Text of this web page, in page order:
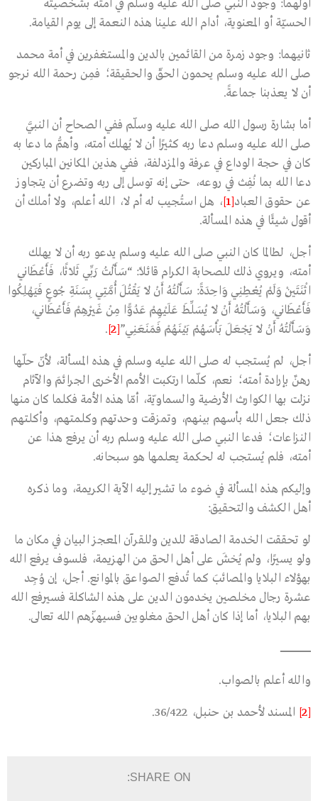
أولهما: وجود النبي صلى الله عليه وسلم في أمته بشخصيته
الحسيّة أو المعنوية، أدام الله علينا هذه النعمة إلى يوم القيامة.
ثانيهما: وجود زمرة من القائمين بالدين والمستغفرين في أمة محمد
صلى الله عليه وسلم يحمون الحقّ والحقيقة؛ فمِن رحمة الله نرجو
أن لا يعذبنا جماعةً.
أما بشارة رسول الله صلى الله عليه وسلّم ففي الصحاح أن النبيَّ
صلى الله عليه وسلم دعا ربه كثيرًا أن لا يُهلك أمته، وأهمُّ ما دعا به
كان في حجة الوداع في عرفة والمزدلفة، ففي هذين المكانين المباركين
دعا الله بما نُفِث في روعه، حتى إنه توسل إلى ربه وتضرع أن يتجاوز
عن حقوق العباد[1]
، هل استُجيب له أم لا، الله أعلم، ولا أملك أن
أقول شيئًا في هذه المسألة.
أجل، لطالما كان النبي صلى الله عليه وسلم يدعو ربه أن لا يهلك
أمته، ويروي ذلك للصحابة الكرام قائلًا: “سَأَلْتُ رَبِّي ثَلَاثًا، فَأَعْطَانِي
اثْنَتَيْنِ وَلَمْ يُعْطِنِي وَاحِدَةً: سَأَلْتُهُ أَنْ لَا يَقْتُلَ أُمَّتِي بِسَنَةِ جُوعٍ فَيَهْلِكُوا
فَأَعْطَانِي، وَسَأَلْتُهُ أَنْ لَا يُسَلِّطَ عَلَيْهِمْ عَدُوًّا مِنْ غَيْرِهِمْ فَأَعْطَانِي،
وَسَأَلْتُهُ أَنْ لَا يَجْعَلَ بَأْسَهُمْ بَيْنَهُمْ فَمَنَعَنِي”[2]
.
أجل، لم يُستجب له صلى الله عليه وسلم في هذه المسألة، لأنّ حلّها
رهنٌ بإرادة أمته؛ نعم، كلّما ارتكبت الأمم الأخرى الجرائمَ والآثام
نزلت بها الكوارث الأرضية والسماويّة، أمّا هذه الأمة فكلما كان منها
ذلك جعل الله بأسهم بينهم، وتمزقت وحدتهم وكلمتهم، وأكلتهم
النزاعات؛ فدعا النبي صلى الله عليه وسلم ربه أن يرفع هذا عن
أمته، فلم يُستجب له لحكمة يعلمها هو سبحانه.
وإليكم هذه المسألة في ضوء ما تشير إليه الآية الكريمة، وما ذكره
أهل الكشف والتحقيق:
لو تحققت الخدمة الصادقة للدين وللقرآن المعجز البيان في مكان ما
ولو يسيرًا، ولم يُخشَ على أهل الحق من الهزيمة، فلسوف يرفع الله
بهؤلاء البلايا والمصائبَ كما تُدفع الصواعق بالموانع. أجل، إن وُجِد
عشرة رجال مخلصين يخدمون الدين على هذه الشاكلة فسيرفع الله
بهم البلايا، أما إذا كان أهل الحق مغلوبين فسيهزّهم الله تعالى.
ـــــــــــــــــــــــــــــــــــــــــــ
والله أعلم بالصواب.
[2] المسند لأحمد بن حنبل، 36/422.
SHARE ON: